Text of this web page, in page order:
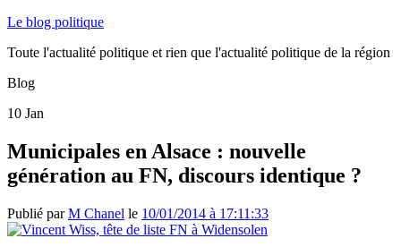
Le blog politique
Toute l'actualité politique et rien que l'actualité politique de la région
Blog
10 Jan
Municipales en Alsace : nouvelle
génération au FN, discours identique ?
Publié parM Chanel le 10/01/2014 à 17:11:33